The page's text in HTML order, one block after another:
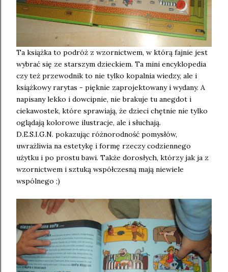
Ta książka to podróż z wzornictwem, w którą fajnie jest
wybrać się ze starszym dzieckiem. Ta mini encyklopedia
czy też przewodnik to nie tylko kopalnia wiedzy, ale i
książkowy rarytas - pięknie zaprojektowany i wydany. A
napisany lekko i dowcipnie, nie brakuje tu anegdot i
ciekawostek, które sprawiają, że dzieci chętnie nie tylko
oglądają kolorowe ilustracje, ale i słuchają.
D.E.S.I.G.N. pokazując różnorodność pomysłów,
uwrażliwia na estetykę i formę rzeczy codziennego
użytku i po prostu bawi. Także dorosłych, którzy jak ja z
wzornictwem i sztuką współczesną mają niewiele
wspólnego ;)